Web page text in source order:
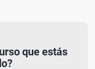
que estás